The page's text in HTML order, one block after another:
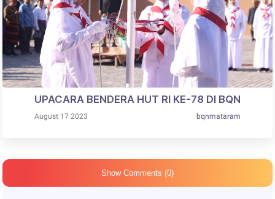
UPACARA BENDERA HUT RI KE-78 DI BQN
August 17 2023 bqnmataram
Show Comments (0)